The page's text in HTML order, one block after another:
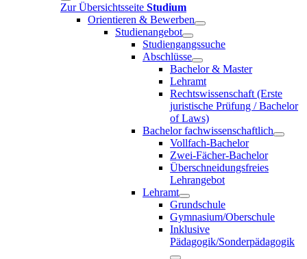
Zur Übersichtsseite Studium
Orientieren & Bewerben
Studienangebot
Studiengangssuche
Abschlüsse
Bachelor & Master
Lehramt
Rechtswissenschaft (Erste
juristische Prüfung / Bachelor
of Laws)
Bachelor fachwissenschaftlich
Vollfach-Bachelor
Zwei-Fächer-Bachelor
Überschneidungsfreies
Lehrangebot
Lehramt
Grundschule
Gymnasium/Oberschule
Inklusive
Pädagogik/Sonderpädagogik